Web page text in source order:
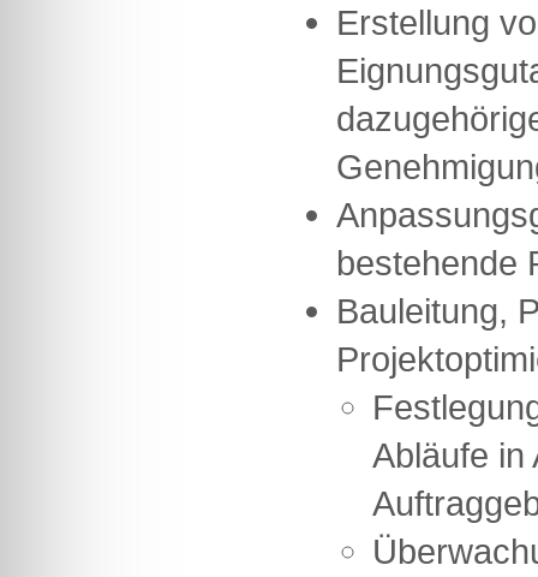
Erstellung
bestehende
Bauleitung,
Abläufe in